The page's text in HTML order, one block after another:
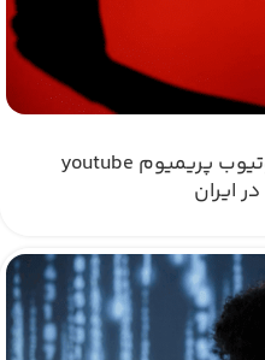
اشتراک‌های دیجیتال و یوتیوب پریمیوم youtube